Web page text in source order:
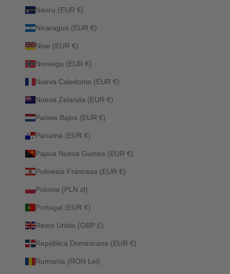
Nauru (EUR €)
Nicaragua (EUR €)
Niue (EUR €)
Noruega (EUR €)
Nueva Caledonia (EUR €)
Nueva Zelanda (EUR €)
Países Bajos (EUR €)
Panamá (EUR €)
Papúa Nueva Guinea (EUR €)
Polinesia Francesa (EUR €)
Polonia (PLN zł)
Portugal (EUR €)
Reino Unido (GBP £)
República Dominicana (EUR €)
Rumanía (RON Lei)